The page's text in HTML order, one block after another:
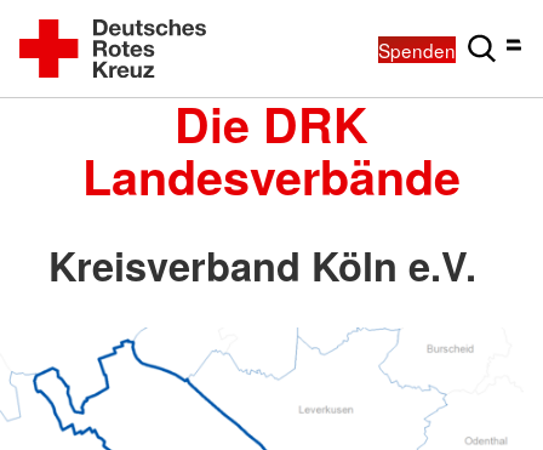
Spenden
Die DRK
Landesverbände
Kreisverband Köln e.V.